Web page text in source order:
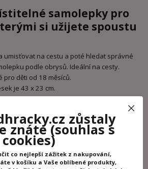
samolepky pro
si užijete spoustu
umisťovat na cestu a poté hledat správné
podle obrysů. Ideální na cesty.
pro děti od 18 měsíců.
je 43 x 23 cm.
poradit?
zůstaly
znáte(souhlas s
cookies)
co nejlepší zážitek z nakupování,
v košíku a Vaše oblíbené produkty,